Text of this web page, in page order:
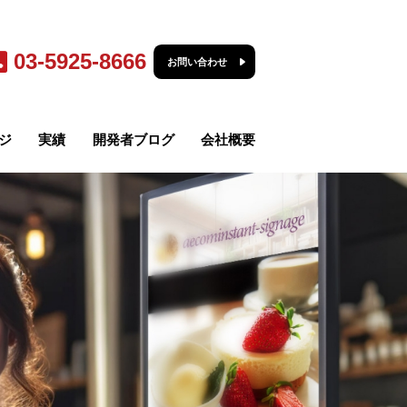
03-5925-8666 お問い合わせ
実績 開発者ブログ 会社概要